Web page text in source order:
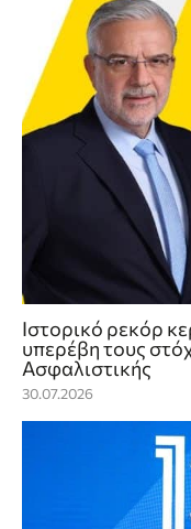
Ιστορικό ρεκόρ
υπερέβη τους
Ασφαλιστικής
30.07.2026